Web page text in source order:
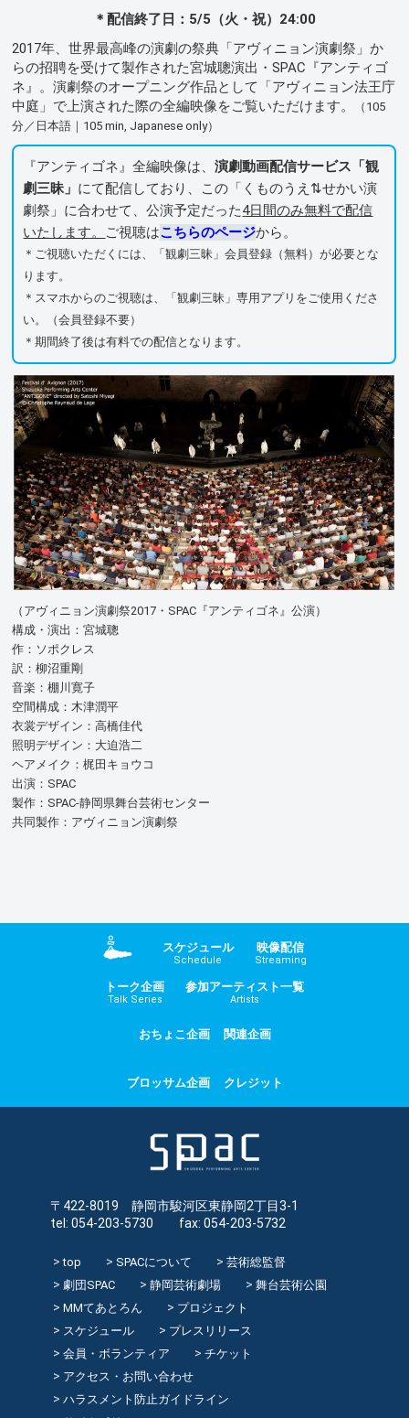
＊配信終了日：5/5（火・祝）24:00
2017年、世界最高峰の演劇の祭典「アヴィニョン演劇祭」か
らの招聘を受けて製作された宮城聰演出・SPAC『アンティゴ
ネ』。演劇祭のオープニング作品として「アヴィニョン法王庁
中庭」で上演された際の全編映像をご覧いただけます。
（105
分／日本語｜105 min, Japanese only）
『アンティゴネ』全編映像は、演劇動画配信サービス「観
劇三昧」 にて配信しており、この「くものうえ⇅せかい演
劇祭」に合わせて、公演予定だった4日間のみ無料で配信
いたします。 ご視聴はこちらのページから。
＊ご視聴いただくには、「観劇三昧」会員登録（無料）が必要とな
ります。
＊スマホからのご視聴は、「観劇三昧」専用アプリをご使用くださ
い。（会員登録不要）
＊期間終了後は有料での配信となります。
（アヴィニョン演劇祭2017・SPAC『アンティゴネ』公演）
構成・演出：宮城聰
作：ソポクレス
訳：柳沼重剛
音楽：棚川寛子
空間構成：木津潤平
衣裳デザイン：高橋佳代
照明デザイン：大迫浩二
ヘアメイク：梶田キョウコ
出演：SPAC
製作：SPAC‐静岡県舞台芸術センター
共同製作：アヴィニョン演劇祭
スケジュール
Schedule
映像配信
Streaming
トーク企画
Talk Series
参加アーティスト一覧
Artists
おちょこ企画 関連企画
ブロッサム企画 クレジット
〒422-8019 静岡市駿河区東静岡2丁目3-1
tel: 054-203-5730 fax: 054-203-5732
top SPACについて
芸術総監督
劇団SPAC
静岡芸術劇場
舞台芸術公園
MMてあとろん
プロジェクト
スケジュール
プレスリリース
会員・ボランティア
チケット
アクセス・お問い合わせ
ハラスメント防止ガイドライン